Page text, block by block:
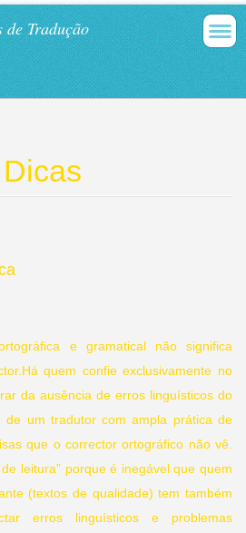
de Tradução
Dicas
e gramatical não significa
Há quem confie exclusivamente no
da ausência de erros linguísticos do
de um tradutor com ampla prática de
que o corrector ortográfico não vê.
leitura” porque é inegável que quem
(textos de qualidade) tem também
erros linguísticos e problemas